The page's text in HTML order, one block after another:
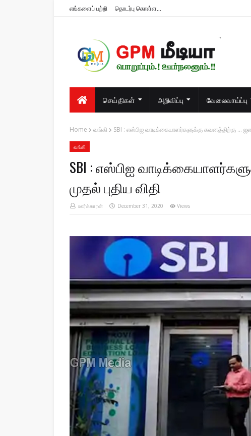
எங்களைப் பற்றி தொடர்பு கொள்ள...
செய்திகள்
அறிவிப்பு வேலைவாய்ப்பு
Home வங்கி SBI : எஸ்பிஐ வாடிக்கையாளர்களுக்கு கவனத்திற்கு ...
வங்கி
SBI : எஸ்பிஐ
முதல் புதிய விதி
ஊர்க்காரன் December 31, 2020 Views